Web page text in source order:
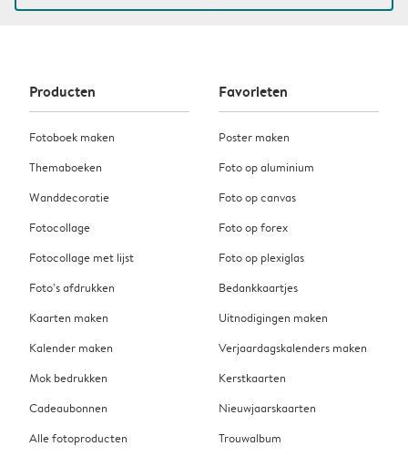
Producten
Fotoboek maken
Themaboeken
Wanddecoratie
Fotocollage
Fotocollage met lijst
Foto’s afdrukken
Kaarten maken
Kalender maken
Mok bedrukken
Cadeaubonnen
Alle fotoproducten
Favorieten
Poster maken
Foto op aluminium
Foto op canvas
Foto op forex
Foto op plexiglas
Bedankkaartjes
Uitnodigingen maken
Verjaardagskalenders maken
Kerstkaarten
Nieuwjaarskaarten
Trouwalbum